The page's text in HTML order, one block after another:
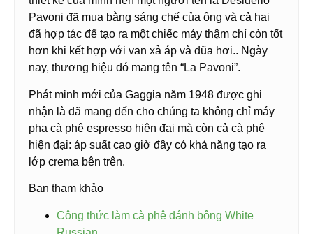
Pavoni đã mua bằng sáng chế của ông và cả hai
đã hợp tác để tạo ra một chiếc máy thậm chí còn tốt
hơn khi kết hợp với van xả áp và đũa hơi.. Ngày
nay, thương hiệu đó mang tên “La Pavoni”.
Phát minh mới của Gaggia năm 1948 được ghi
nhận là đã mang đến cho chúng ta không chỉ máy
pha cà phê espresso hiện đại mà còn cả cà phê
hiện đại: áp suất cao giờ đây có khả năng tạo ra
lớp crema bên trên.
Bạn tham khảo
Công thức làm cà phê đánh bông White